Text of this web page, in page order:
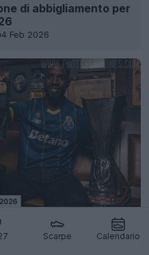
Scarpe Calendario
di abbigliamento per
4 Feb 2026
speciale del Porto 25-
vittoria dell'Europa